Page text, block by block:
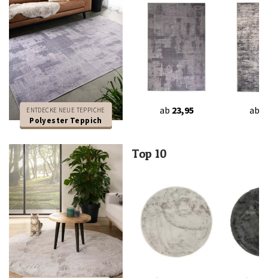
ENTDECKE NEUE TEPPICHE
Polyester Teppich
ab 23,95 ab
Top 10